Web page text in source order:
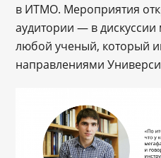
в ИТМО. Мероприятия
аудитории — в
любой ученый, который
направлениями